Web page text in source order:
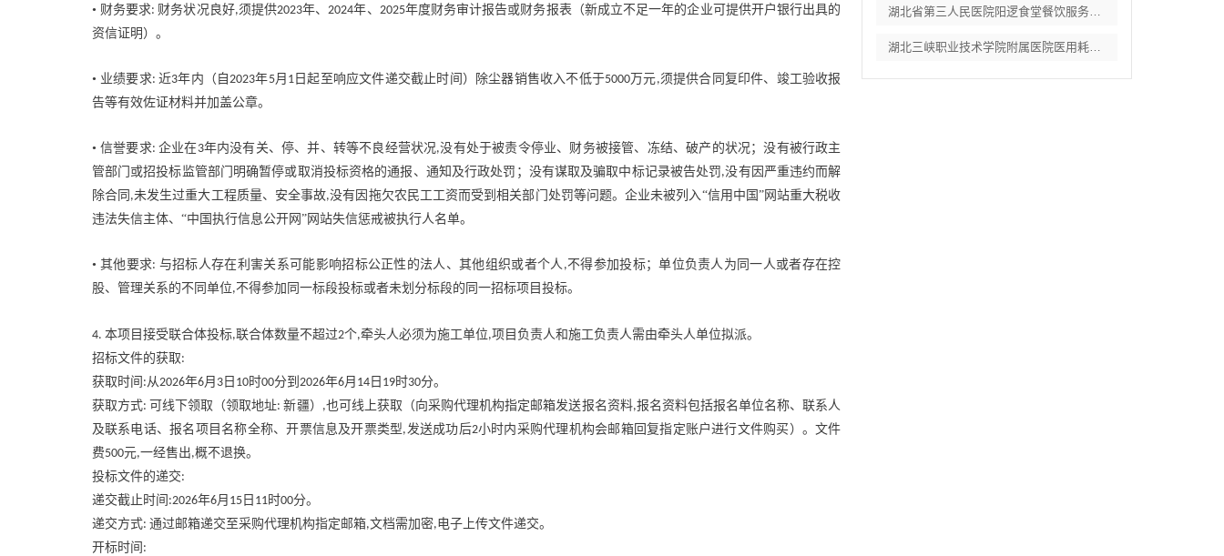
• 财务要求: 财务状况良好,须提供2023年、 2024年、 2025年度财务审计报告或财务报表（新成立不足一年的企业可提供开户银行出具的
资信证明）。
• 业绩要求: 近3年内（自2023年5月 1 日起至响应文件递交截止时间）除尘器销售收入不低于5000万元,须提供合同复印件、竣工验收报
告等有效佐证材料并加盖公章。
• 信誉要求: 企业在3年内没有关、停、并、转等不良经营状况,没有处于被责令停业、财务被接管、冻结、破产的状况；没有被行政主
管部门或招投标监管部门明确暂停或取消投标资格的通报、通知及行政处罚；没有谋取及骗取中标记录被告处罚,没有因严重违约而解
除合同 ,未发生过重大工程质量、安全事故,没有因拖欠农民工工资而受到相关部门处罚等问题。企业未被列入“信用中国”网站重大税收
违法失信主体、“中国执行信息公开网”网站失信惩戒被执行人名单。
• 其他要求: 与招标人存在利害关系可能影响招标公正性的法人、其他组织或者个人 ,不得参加投标；单位负责人为同一人或者存在控
股、管理关系的不同单位,不得参加同一标段投标或者未划分标段的同一招标项目投标。
4. 本项目接受联合体投标,联合体数量不超过2个,牵头人必须为施工单位,项目负责人和施工负责人需由牵头人单位拟派。
招标文件的获取:
获取时间 : 从2026年6月 3日 10时00分到 2026年6月 14日 19时30分。
获取方式: 可线下领取（领取地址:新疆） ,也可线上获取（向采购代理机构指定邮箱发送报名资料,报名资料包括报名单位名称、联系人
及联系电话、报名项目名称全称、开票信息及开票类型, 发送成功后2小时内采购代理机构会邮箱回复指定账户进行文件购买）。文件
费500元,一经售出,概不退换。
投标文件的递交:
递交截止时间 :2026年6月 15日 11时00分。
递交方式: 通过邮箱递交至采购代理机构指定邮箱,文档需加密,电子上传文件递交。
开标时间 :
湖北省第三人民医院阳逻食堂餐饮服务招标公
湖北三峡职业技术学院附属医院医用耗材供应